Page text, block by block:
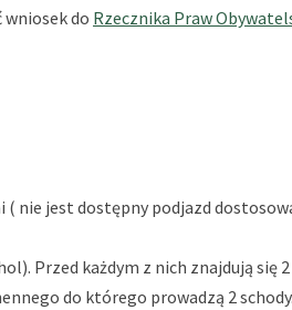
wniosek do Rzecznika Praw
nie jest dostępny podjazd
Przed każdym z nich znajdują
do którego prowadzą 2 schody.